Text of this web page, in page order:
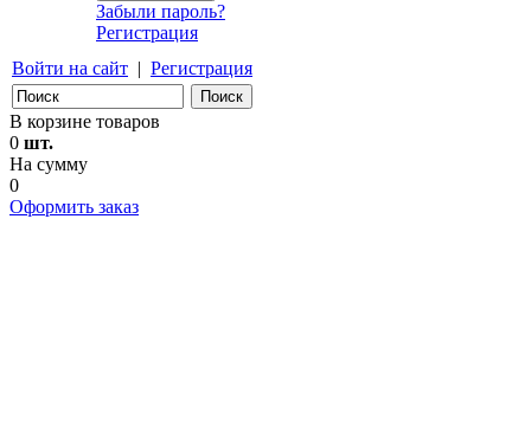
Забыли пароль?
Регистрация
Войти на сайт | Регистрация
В корзине товаров
0 шт.
На сумму
0
Оформить заказ